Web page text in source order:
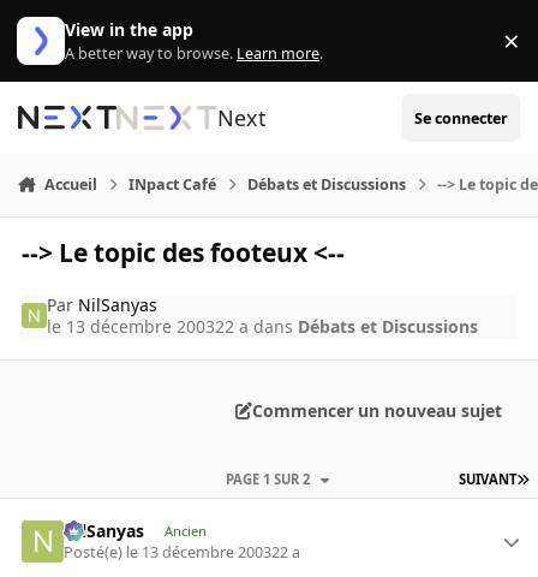
Aller au contenu
View in the app
A better way to browse. Learn more. ×
Next Se connecter
Accueil INpact Café Débats et Discussions --> Le topic
--> Le topic des footeux <--
Par NilSanyas
le 13 décembre 200322 a dans Débats et Discussions
Commencer un nouveau sujet
SUIVANT
PAGE 1 SUR 2
NilSanyas Ancien
Posté(e) le 13 décembre 200322 a